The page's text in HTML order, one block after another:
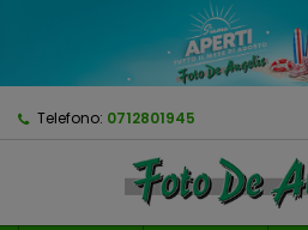
Telefono: 0712801945